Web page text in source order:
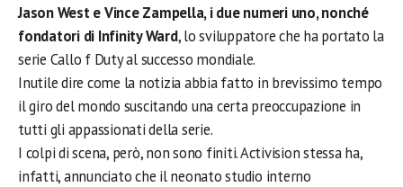
Jason West e Vince Zampella, i due numeri uno, nonché
fondatori di Infinity Ward, lo sviluppatore che ha portato la
serie Callo f Duty al successo mondiale.
Inutile dire come la notizia abbia fatto in brevissimo tempo
il giro del mondo suscitando una certa preoccupazione in
tutti gli appassionati della serie.
I colpi di scena, però, non sono finiti. Activision stessa ha,
infatti, annunciato che il neonato studio interno